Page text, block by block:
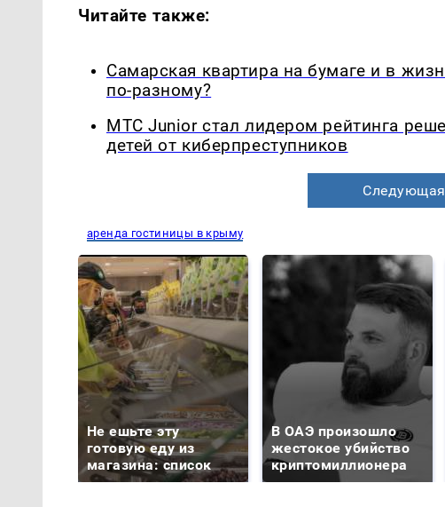
Читайте также:
Самарская квартира на бумаге и в
по-разному?
МТС Junior стал лидером рейтинга
детей от киберпреступников
Следующая
аренда гостиницы в крыму
Не ешьте эту
готовую еду из
магазина: список
В ОАЭ произошло
жестокое убийство
криптомиллионера